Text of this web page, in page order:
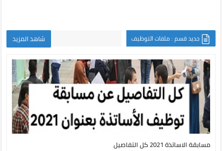
جديد قسم : ملفات التوظيف شاهد المزيد
مسابقة الاساتذة 2021 كل التفاصيل